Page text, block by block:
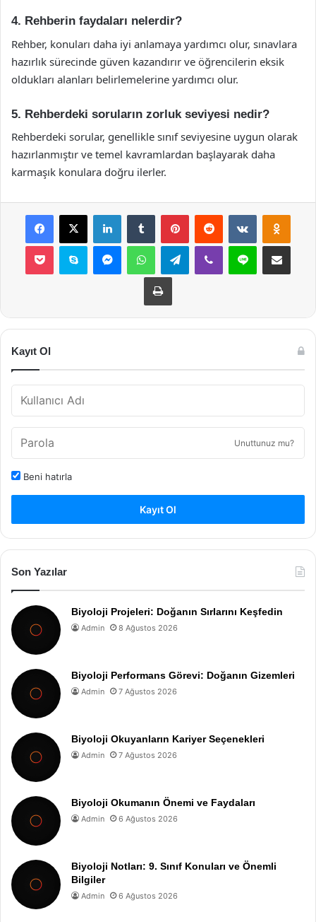
4. Rehberin faydaları nelerdir?
Rehber, konuları daha iyi anlamaya yardımcı olur, sınavlara
hazırlık sürecinde güven kazandırır ve öğrencilerin eksik
oldukları alanları belirlemelerine yardımcı olur.
5. Rehberdeki soruların zorluk seviyesi nedir?
Rehberdeki sorular, genellikle sınıf seviyesine uygun olarak
hazırlanmıştır ve temel kavramlardan başlayarak daha
karmaşık konulara doğru ilerler.
Facebook
X LinkedInTumblr PinterestReddit VKontakte
Pocket Skype MessengerWhatsAppTelegramViber Line E-Posta ile
Yazdır
Kayıt Ol
Unuttunuz mu?
Beni hatırla
Kayıt Ol
Son Yazılar
Biyoloji Projeleri: Doğanın Sırlarını Keşfedin
Admin 8 Ağustos 2026
Biyoloji Performans Görevi: Doğanın Gizemleri
Admin 7 Ağustos 2026
Biyoloji Okuyanların Kariyer Seçenekleri
Admin 7 Ağustos 2026
Biyoloji Okumanın Önemi ve Faydaları
Admin 6 Ağustos 2026
Biyoloji Notları: 9. Sınıf Konuları ve Önemli
Bilgiler
Admin 6 Ağustos 2026